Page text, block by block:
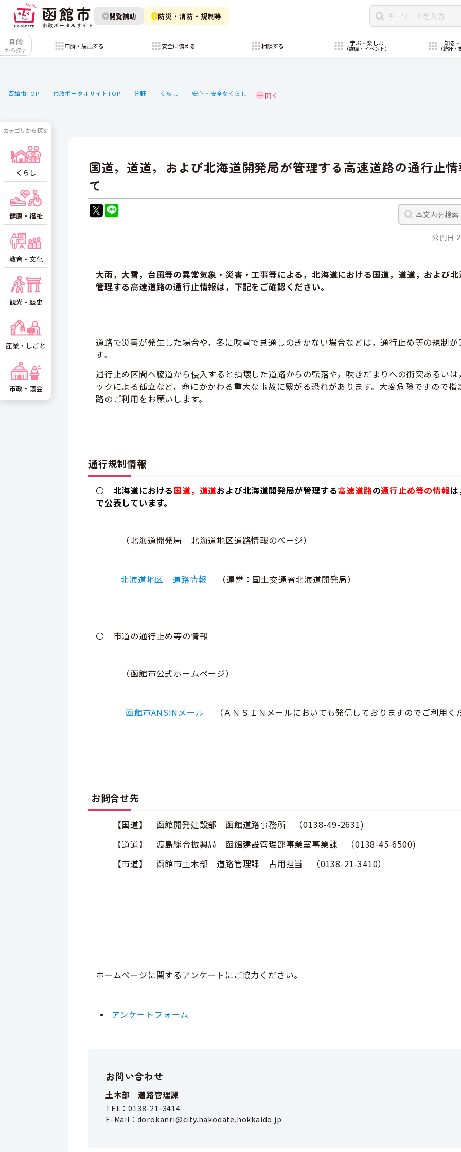
閲覧補助 防災・消防・規制等
目的
から探す
申請・届出する 安全に備える 相談する 学ぶ・楽しむ
（講座・イベント）
知る
（統計
函館市TOP 市政ポータルサイトTOP 分野 くらし 安心・安全なくらし
国道，道道，および北海道開発局が管理する高速道路の通行止
て
公開日
大雨，大雪，台風等の異常気象・災害・工事等による，北海道における国道，道道，および北
管理する高速道路の通行止情報は，下記をご確認ください。
道路で災害が発生した場合や，冬に吹雪で見通しのきかない場合などは，通行止め等の規制
す。
通行止め区間へ脇道から侵入すると損壊した道路からの転落や，吹きだまりへの衝突あるい
ックによる孤立など，命にかかわる重大な事故に繋がる恐れがあります。大変危険ですので指
路のご利用をお願いします。
通行規制情報
〇 北海道における国道，道道および北海道開発局が管理する高速道路の通行止め等の情報
で公表しています。
（北海道開発局 北海道地区道路情報のページ）
北海道地区 道路情報 （運営：国土交通省北海道開発局）
〇 市道の通行止め等の情報
（函館市公式ホームページ）
函館市ANSINメール （ＡＮＳＩＮメールにおいても発信しておりますのでご利用く
お問合せ先
【国道】 函館開発建設部 函館道路事務所 （0138-49-2631)
【道道】 渡島総合振興局 函館建設管理部事業室事業課 （0138-45-6500)
【市道】 函館市土木部 道路管理課 占用担当 （0138-21-3410）
ホームページに関するアンケートにご協力ください。
アンケートフォーム
お問い合わせ
土木部 道路管理課
TEL：0138-21-3414
E-Mail： dorokanri@city.hakodate.hokkaido.jp
カテゴリから探す
くらし
健康・福祉
教育・文化
観光・歴史
産業・しごと
市政・議会